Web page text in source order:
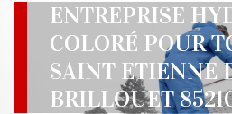
ENTREPRISE
COLORÉ POUR
SAINT ETIENNE
BRILLOUET